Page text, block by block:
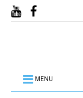
MENU